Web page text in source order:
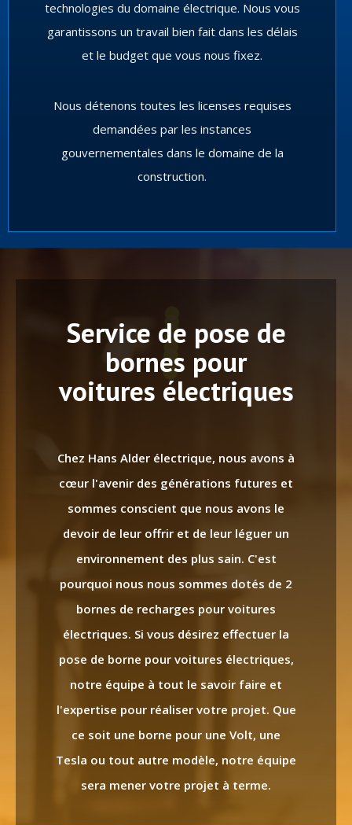
technologies du domaine électrique. Nous vous
garantissons un travail bien fait dans les délais
et le budget que vous nous fixez.
Nous détenons toutes les licenses requises
demandées par les instances
gouvernementales dans le domaine de la
construction.
Service de pose de
bornes pour
voitures électriques
Chez Hans Alder électrique, nous avons à
cœur l'avenir des générations futures et
sommes conscient que nous avons le
devoir de leur offrir et de leur léguer un
environnement des plus sain. C'est
pourquoi nous nous sommes dotés de 2
bornes de recharges pour voitures
électriques. Si vous désirez effectuer la
pose de borne pour voitures électriques,
notre équipe à tout le savoir faire et
l'expertise pour réaliser votre projet. Que
ce soit une borne pour une Volt, une
Tesla ou tout autre modèle, notre équipe
sera mener votre projet à terme.